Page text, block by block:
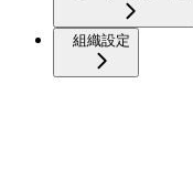
組織設定